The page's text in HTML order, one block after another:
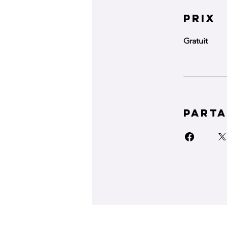
Prix
Gratuit